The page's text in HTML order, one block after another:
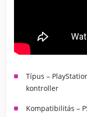
Típus –
kontroller
Kompatibilitás –